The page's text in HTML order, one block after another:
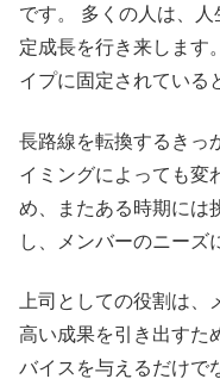
です。 多くの人は、
定成長を行き来します
イプに固定されている
長路線を転換するきっ
イミングによっても変
め、またある時期には
し、メンバーのニーズ
上司としての役割は
高い成果を引き出すた
バイスを与えるだけで